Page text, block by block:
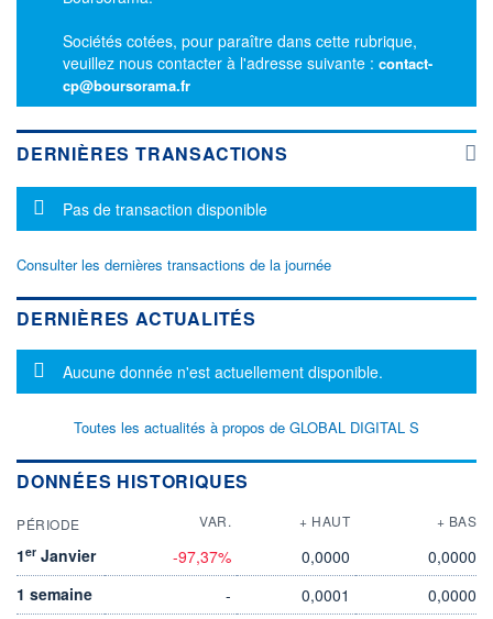
Sociétés cotées, pour paraître dans cette rubrique,
veuillez nous contacter à l'adresse suivante : contact-
cp@boursorama.fr
DERNIÈRES TRANSACTIONS
Message d'information
Pas de transaction disponible
Consulter les dernières transactions de la journée
DERNIÈRES ACTUALITÉS
Message d'information
Aucune donnée n'est actuellement disponible.
Toutes les actualités à propos de GLOBAL DIGITAL S
DONNÉES HISTORIQUES
PÉRIODE VAR. + HAUT + BAS
1er Janvier -97,37% 0,0000
0,0000
1 semaine
- 0,0001
0,0000